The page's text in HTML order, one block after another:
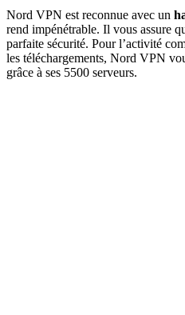
Nord VPN est reconnue avec un
rend impénétrable. Il vous assure
parfaite sécurité. Pour l’activité
les téléchargements, Nord VPN
grâce à ses 5500 serveurs.